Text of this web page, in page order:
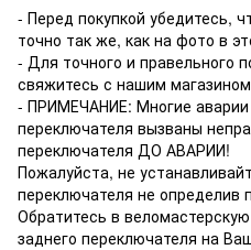
- Перед покупкой убедитесь,
точно так же, как на фото в
- Для точного и правельного
свяжитесь с нашим
- ПРИМЕЧАНИЕ: Многие
переключателя вызваны
переключателя ДО АВАРИИ!
Пожалуйста, не
переключателя не определив
Обратитесь в
заднего переключателя на